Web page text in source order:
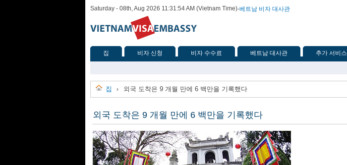
Saturday - 08th, Aug 2026 11:31:54 AM (Vietnam Time)-베트남 비자 대사관
집 비자 신청 비자 수수료 베트남 대사관 추가 서비스
집 › 외국 도착은 9 개월 만에 6 백만을 기록했다
외국 도착은 9 개월 만에 6 백만을 기록했다